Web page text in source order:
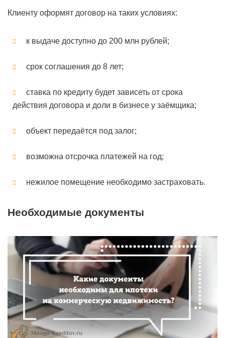
Клиенту оформят договор на таких условиях:
к выдаче доступно до 200 млн рублей;
срок соглашения до 8 лет;
ставка по кредиту будет зависеть от срока
действия договора и доли в бизнесе у заёмщика;
объект передаётся под залог;
возможна отсрочка платежей на год;
нежилое помещение необходимо застраховать.
Необходимые документы